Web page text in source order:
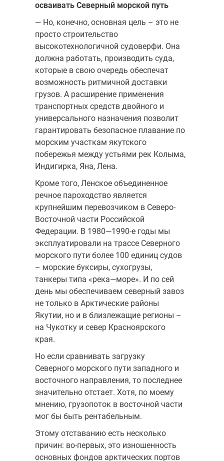
осваивать Северный морской путь
— Но, конечно, основная цель – это не
просто строительство
высокотехнологичной судоверфи. Она
должна работать, производить суда,
которые в свою очередь обеспечат
возможность ритмичной доставки
грузов. А расширение применения
транспортных средств двойного и
универсального назначения позволит
гарантировать безопасное плавание по
морским участкам якутского
побережья между устьями рек Колыма,
Индигирка, Яна, Лена.
Кроме того, Ленское объединенное
речное пароходство является
крупнейшим перевозчиком в Северо-
Восточной части Российской
Федерации. В 1980—1990-е годы мы
эксплуатировали на трассе Северного
морского пути более 100 единиц судов
– морские буксиры, сухогрузы,
танкеры типа «река—море». И по сей
день мы обеспечиваем северный завоз
не только в Арктические районы
Якутии, но и в близлежащие регионы –
на Чукотку и север Красноярского
края.
Но если сравнивать загрузку
Северного морского пути западного и
восточного направления, то последнее
значительно отстает. Хотя, по моему
мнению, грузопоток в восточной части
мог бы быть рентабельным.
Этому отставанию есть несколько
причин: во-первых, это изношенность
основных фондов арктических портов